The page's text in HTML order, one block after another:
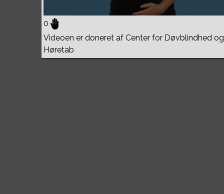
0
Videoen er doneret af Center for Døvblindhed og
Høretab